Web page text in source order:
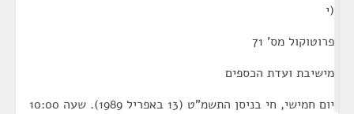
(י
פרוטוקול מס' 71
מישיבת ועדת הכספים
יום חמישי, חי בניסן התשמ"ט (13 באפריל 1989). שעה 10:00